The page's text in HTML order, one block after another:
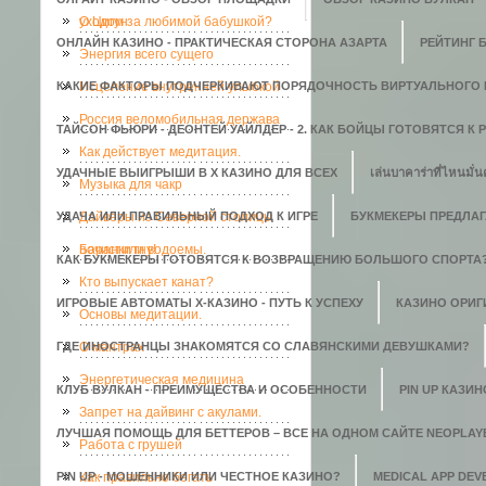
ОНЛАЙН КАЗИНО - ПРАКТИЧЕСКАЯ СТОРОНА АЗАРТА РЕЙТИНГ
КАКИЕ ФАКТОРЫ ПОДЧЕРКИВАЮТ ПОРЯДОЧНОСТЬ ВИРТУАЛЬНОГО
ТАЙСОН ФЬЮРИ - ДЕОНТЕЙ УАЙЛДЕР - 2. КАК БОЙЦЫ ГОТОВЯТСЯ К
УДАЧНЫЕ ВЫИГРЫШИ В X КАЗИНО ДЛЯ ВСЕХ เล่นบาคาร่าที่ไหนมั่น
УДАЧА ИЛИ ПРАВИЛЬНЫЙ ПОДХОД К ИГРЕ БУКМЕКЕРЫ
КАК БУКМЕКЕРЫ ГОТОВЯТСЯ К ВОЗВРАЩЕНИЮ БОЛЬШОГО
ИГРОВЫЕ АВТОМАТЫ Х-КАЗИНО - ПУТЬ К УСПЕХУ КАЗИНО
ГДЕ ИНОСТРАНЦЫ ЗНАКОМЯТСЯ СО СЛАВЯНСКИМИ ДЕВУШКАМИ?
КЛУБ ВУЛКАН - ПРЕИМУЩЕСТВА И ОСОБЕННОСТИ PIN UP
ЛУЧШАЯ ПОМОЩЬ ДЛЯ БЕТТЕРОВ – ВСЕ НА ОДНОМ САЙТЕ
PIN UP - МОШЕННИКИ ИЛИ ЧЕСТНОЕ КАЗИНО? MEDICAL APP
уходом за любимой бабушкой?
О Цигун
Энергия всего сущего
Исцеление внутренней улыбкой
Россия веломобильная держава
Как действует медитация.
Музыка для чакр
Дайверы из Северной столицы
почистили водоемы.
Баранки гну!
Кто выпускает канат?
Основы медитации.
О мантрах
Энергетическая медицина
Запрет на дайвинг с акулами.
Работа с грушей
Как правильно бегать